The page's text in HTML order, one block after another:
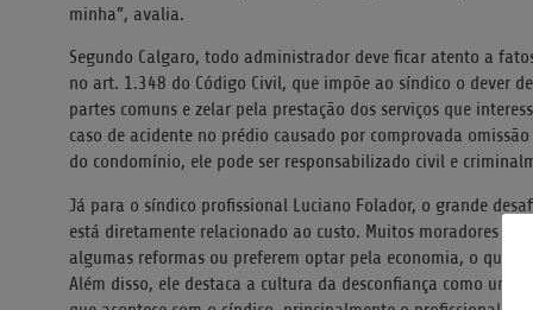
minha”, avalia.
Segundo Calgaro, todo administrador deve ficar atento a
no art. 1.348 do Código Civil, que impõe ao síndico o dever
partes comuns e zelar pela prestação dos serviços que
caso de acidente no prédio causado por comprovada
do condomínio, ele pode ser responsabilizado civil e
Já para o síndico profissional Luciano Folador, o grande
está diretamente relacionado ao custo. Muitos moradores não
algumas reformas ou preferem optar pela economia, o que
Além disso, ele destaca a cultura da desconfiança como